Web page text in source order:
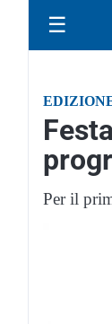
☰
Per il